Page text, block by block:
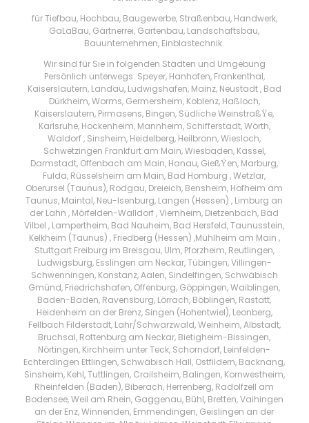
für Tiefbau, Hochbau, Baugewerbe, Straßenbau, Handwerk,
GaLaBau, Gärtnerrei, Gartenbau, Landschaftsbau,
Bauunternehmen, Einblastechnik.
Wir sind für Sie in folgenden Städten und Umgebung
Persönlich unterwegs: Speyer, Hanhofen, Frankenthal,
Kaiserslautern, Landau, Ludwigshafen, Mainz, Neustadt , Bad
Dürkheim, Worms, Germersheim, Koblenz, Haßloch,
Kaiserslautern, Pirmasens, Bingen, Südliche WeinstraßŸe,
Karlsruhe, Hockenheim, Mannheim, Schifferstadt, Wörth,
Waldorf , Sinsheim, Heidelberg, Heilbronn, Wiesloch,
Schwetzingen Frankfurt am Main, Wiesbaden, Kassel,
Darmstadt, Offenbach am Main, Hanau, GießŸen, Marburg,
Fulda, Rüsselsheim am Main, Bad Homburg , Wetzlar,
Oberursel (Taunus), Rodgau, Dreieich, Bensheim, Hofheim am
Taunus, Maintal, Neu-Isenburg, Langen (Hessen) , Limburg an
der Lahn , Mörfelden-Walldorf , Viernheim, Dietzenbach, Bad
Vilbel , Lampertheim, Bad Nauheim, Bad Hersfeld, Taunusstein,
Kelkheim (Taunus) , Friedberg (Hessen) ,Mühlheim am Main ,
Stuttgart Freiburg im Breisgau, Ulm, Pforzheim, Reutlingen,
Ludwigsburg, Esslingen am Neckar, Tübingen, Villingen-
Schwenningen, Konstanz, Aalen, Sindelfingen, Schwäbisch
Gmünd, Friedrichshafen, Offenburg, Göppingen, Waiblingen,
Baden-Baden, Ravensburg, Lörrach, Böblingen, Rastatt,
Heidenheim an der Brenz, Singen (Hohentwiel), Leonberg,
Fellbach Filderstadt, Lahr/Schwarzwald, Weinheim, Albstadt,
Bruchsal, Rottenburg am Neckar, Bietigheim-Bissingen,
Nörtingen, Kirchheim unter Teck, Schorndorf, Leinfelden-
Echterdingen Ettlingen, Schwäbisch Hall, Ostfildern, Backnang,
Sinsheim, Kehl, Tuttlingen, Crailsheim, Balingen, Kornwestheim,
Rheinfelden (Baden), Biberach, Herrenberg, Radolfzell am
Bodensee, Weil am Rhein, Gaggenau, Bühl, Bretten, Vaihingen
an der Enz, Winnenden, Emmendingen, Geislingen an der